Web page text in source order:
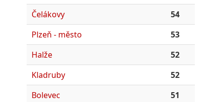
Čelákovy
54
Plzeň - město
53
Halže
52
Kladruby
52
Bolevec
51